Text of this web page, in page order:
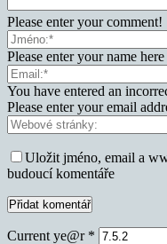
Please enter your comment!
Please enter your name here
You have entered an
Please enter your email
Uložit jméno, email a
budoucí komentáře
Current ye@r *